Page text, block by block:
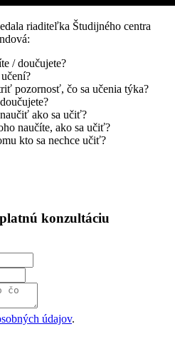
riaditeľka Študijného centra
/ doučujete?
pozornosť, čo sa učenia týka?
ako sa učiť?
naučíte, ako sa učiť?
kto sa nechce učiť?
konzultáciu
údajov.